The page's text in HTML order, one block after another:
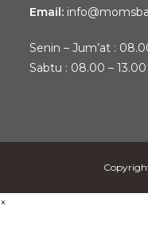
Email:
Senin – Jum’at :
Sabtu : 08.00 –
×